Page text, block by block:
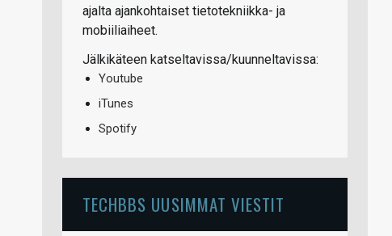
ajalta ajankohtaiset tietotekniikka- ja
mobiiliaiheet.
Jälkikäteen katseltavissa/kuunneltavissa:
Youtube
iTunes
Spotify
TECHBBS UUSIMMAT VIESTIT